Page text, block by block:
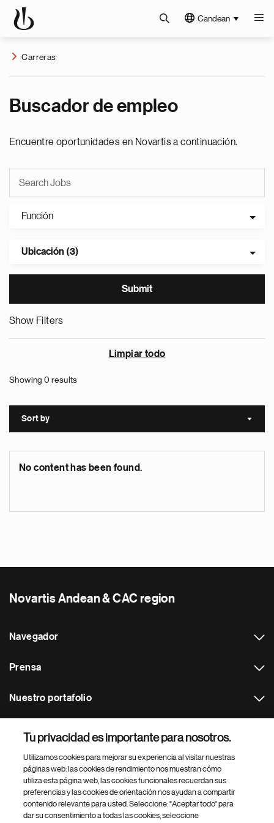
Candean
Carreras
Buscador de empleo
Encuentre oportunidades en Novartis a continuación.
Función
Ubicación (3)
Show Filters
Limpiar todo
Showing 0 results
Sort by Sort
No content has been found.
Novartis Andean & CAC region
Navegador
Prensa
Nuestro portafolio
Footer Site Search
Tu privacidad es importante para nosotros.
Utilizamos cookies para mejorar su experiencia al visitar nuestras
páginas web: las cookies de rendimiento nos muestran cómo
utiliza esta página web, las cookies funcionales recuerdan sus
preferencias y las cookies de orientación nos ayudan a compartir
contenido relevante para usted. Seleccione: "Aceptar todo" para
dar su consentimiento a todas las cookies, seleccione